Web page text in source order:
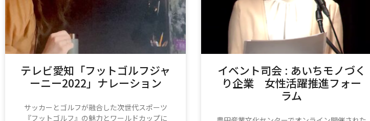
テレビ愛知「フットゴルフジャ
ーニー2022」ナレーション
サッカーとゴルフが融合した次世代スポーツ
『フットゴルフ』の魅力とワールドカップに
イベント司会 : あいちモノづく
り企業 女性活躍推進フォー
ラム